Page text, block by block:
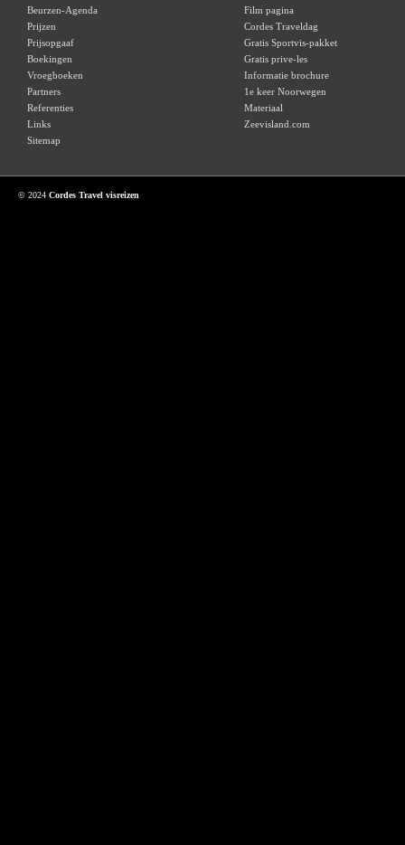
Beurzen-Agenda
Prijzen
Prijsopgaaf
Boekingen
Vroegboeken
Partners
Referenties
Links
Sitemap
Film pagina
Cordes Traveldag
Gratis Sportvis-pakket
Gratis prive-les
Informatie brochure
1e keer Noorwegen
Materiaal
Zeevisland.com
© 2024 Cordes Travel visreizen